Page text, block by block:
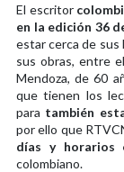
El escritor
en la edición 36
estar cerca de sus
sus obras, entre
Mendoza, de 60
que tienen los
para también
por ello que
días y horarios
colombiano.